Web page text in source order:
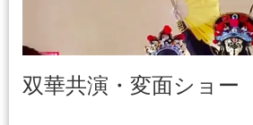
双華共演・変面ショー